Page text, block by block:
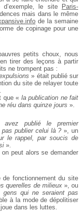
le site Paris-
mais dans le même
de la semaine
de copinage pour une
petits choux, nous
tirer des leçons à partir
ne trompent pas :
» était publié sur
du site de relayer toute
que « la publication ne fait
réu dans quinze jours ».
avez publié le premier
publier celui là ? », un
le rappel, par soucis de
».
peut alors se demander
fonctionnement du site
querelles de milieux», ou
qui ne seraient pas
à la mode de dépolitiser
joue dans les luttes.